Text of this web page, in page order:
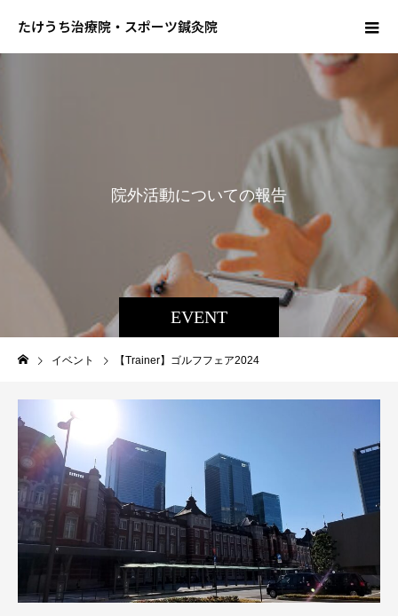
たけうち治療院・スポーツ鍼灸院
EVENT
院外活動についての報告
イベント 【Trainer】ゴルフフェア2024